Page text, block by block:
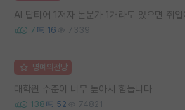
AI 탑티어 1저자 논문가 1개라도 있으면 취
7 16 7339
명예의전당
대학원 수준이 너무 높아서 힘듭니다
138 52 74821